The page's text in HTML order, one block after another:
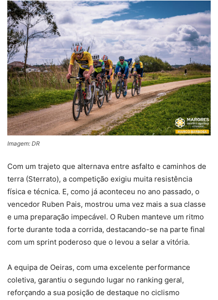
Imagem: DR
Com um trajeto que alternava entre asfalto e caminhos de
terra (Sterrato), a competição exigiu muita resistência
física e técnica. E, como já aconteceu no ano passado, o
vencedor Ruben Pais, mostrou uma vez mais a sua classe
e uma preparação impecável. O Ruben manteve um ritmo
forte durante toda a corrida, destacando-se na parte final
com um sprint poderoso que o levou a selar a vitória.
A equipa de Oeiras, com uma excelente performance
coletiva, garantiu o segundo lugar no ranking geral,
reforçando a sua posição de destaque no ciclismo